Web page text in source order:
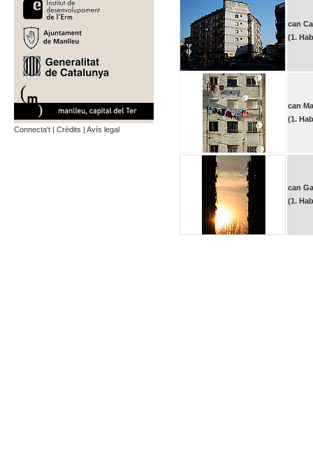
can
(1.
can
(1.
can
(1.
Connecta't | Crèdits | Avís legal